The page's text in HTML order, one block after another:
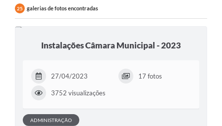
Planilha de Combustível
Assembleia Legislativa do estado
25 galerias de fotos encontradas
Instalações Câmara Municipal - 2023
27/04/2023 17 fotos
3752 visualizações
ADMINISTRAÇÃO